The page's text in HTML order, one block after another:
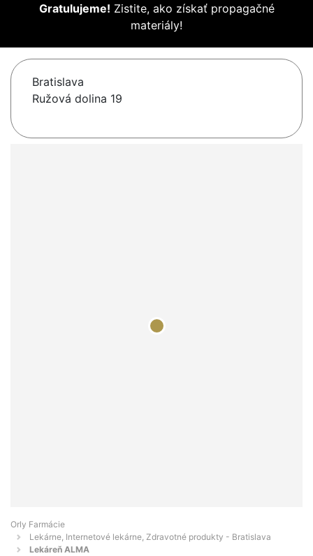
Gratulujeme! Zistite, ako získať propagačné
materiály!
Bratislava
Ružová dolina 19
Orly Farmácie
Lekárne, Internetové lekárne, Zdravotné produkty - Bratislava
Lekáreň ALMA